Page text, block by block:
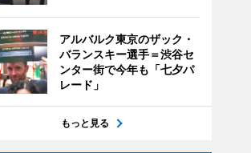
アルバルク東京のザック・
バランスキー選手＝渋谷セ
ンター街で今年も「七夕パ
レード」
もっと見る